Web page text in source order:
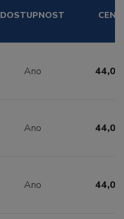
DOSTUPNOST CENA
Ano 44,00
Ano 44,00
Ano 44,00